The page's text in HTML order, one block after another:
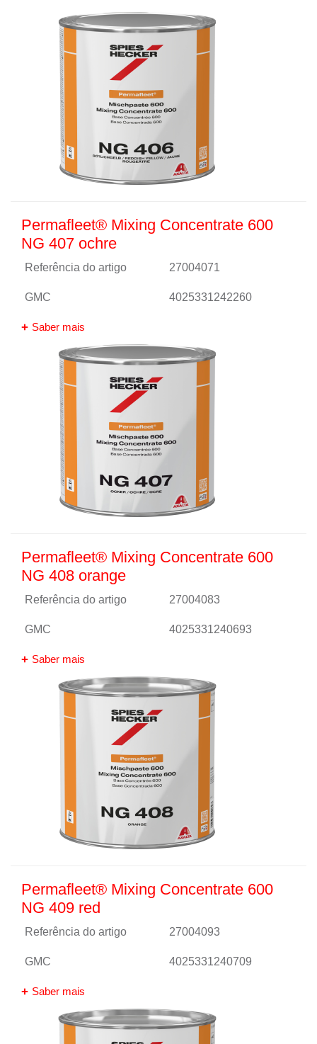
Permafleet® Mixing Concentrate 600
NG 407 ochre
Referência do artigo 27004071
GMC 4025331242260
Saber mais
Permafleet® Mixing Concentrate 600
NG 408 orange
Referência do artigo 27004083
GMC 4025331240693
Saber mais
Permafleet® Mixing Concentrate 600
NG 409 red
Referência do artigo 27004093
GMC 4025331240709
Saber mais